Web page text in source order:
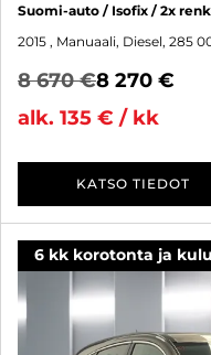
Suomi-auto / Isofix / 2x
2015 , Manuaali, Diesel, 285
8 670 €8 270 €
alk. 135 € / kk
KATSO TIEDOT
6 kk korotonta ja